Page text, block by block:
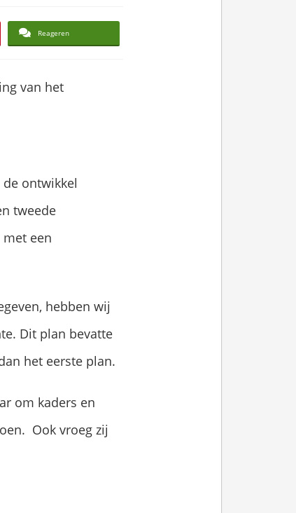
Reageren
van het
ontwikkel
tweede
een
hebben wij
Dit plan bevatte
het eerste plan.
om kaders en
Ook vroeg zij